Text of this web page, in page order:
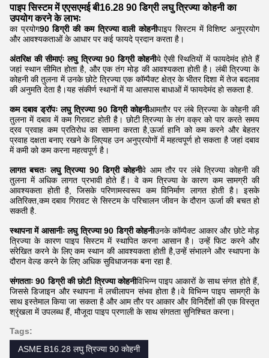
पाइप सिस्टम में एएसएमई बी16.28 90 डिग्री लघु त्रिज्या कोहनी का
उपयोग करने के लाभः
का प्रयोग90 डिग्री की कम त्रिज्या वाली कोहनीपाइप सिस्टम में विशिष्ट अनुप्रयोग
और आवश्यकताओं के आधार पर कई फायदे प्रदान करता है।
अंतरिक्ष की सीमाएंः लघु त्रिज्या 90 डिग्री कोहनीये ऐसी स्थितियों में फायदेमंद होते हैं
जहां स्थान सीमित होता है, और एक तंग मोड़ की आवश्यकता होती है। लंबी त्रिज्या के
कोहनी की तुलना में उनके छोटे त्रिज्या एक कॉम्पैक्ट क्षेत्र के भीतर दिशा में तेज बदलाव
की अनुमति देता है।यह संकीर्ण स्थानों में या आसपास बाधाओं में फायदेमंद हो सकता है.
कम दबाव ड्रॉपः लघु त्रिज्या 90 डिग्री कोहनीआमतौर पर लंबे त्रिज्या के कोहनी की
तुलना में दबाव में कम गिरावट होती है। छोटी त्रिज्या के तंग वक्र को पार करते समय
द्रव प्रवाह कम प्रतिरोध का सामना करता है,ऊर्जा हानि को कम करने और बेहतर
प्रवाह दक्षता बनाए रखने के लिएयह उन अनुप्रयोगों में महत्वपूर्ण हो सकता है जहां दबाव
में कमी को कम करना महत्वपूर्ण है।
लागत बचतः लघु त्रिज्या 90 डिग्री कोहनीवे आम तौर पर लंबे त्रिज्या कोहनी की
तुलना में अधिक लागत प्रभावी होते हैं। वे कम त्रिज्या के कारण कम सामग्री की
आवश्यकता होती है, जिसके परिणामस्वरूप कम विनिर्माण लागत होती है। इसके
अतिरिक्त,कम दबाव गिरावट से सिस्टम के परिचालन जीवन के दौरान ऊर्जा की बचत हो
सकती है.
स्थापना में आसानीः लघु त्रिज्या 90 डिग्री कोहनीउनके कॉम्पैक्ट आकार और छोटे मोड़
त्रिज्या के कारण पाइप सिस्टम में स्थापित करना आसान है। उन्हें फिट करने और
संरेखित करने के लिए कम स्थान की आवश्यकता होती है,उन्हें संभालने और स्थापना के
दौरान वेल्ड करने के लिए अधिक सुविधाजनक बना रहा है.
संगतताः 90 डिग्री की छोटी त्रिज्या कोहनीविभिन्न पाइप आकारों के साथ संगत होते हैं,
जिससे डिजाइन और स्थापना में लचीलापन संभव होता है।वे विभिन्न पाइप सामग्री के
साथ इस्तेमाल किया जा सकता है और आम तौर पर आकार और विनिर्देशों की एक विस्तृत
श्रृंखला में उपलब्ध हैं, मौजूदा पाइप प्रणाली के साथ संगतता सुनिश्चित करना।
Tags:
ASME B16.28 लघु त्रिज्या 90 कोहनी